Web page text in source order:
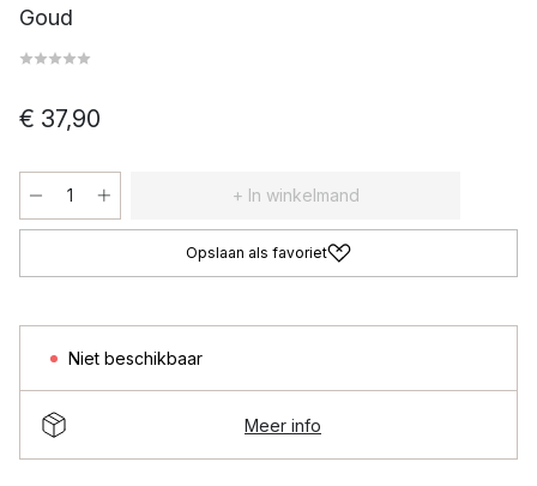
Goud
€ 37,90
+ In winkelmand
Opslaan als favoriet
Niet beschikbaar
Meer info